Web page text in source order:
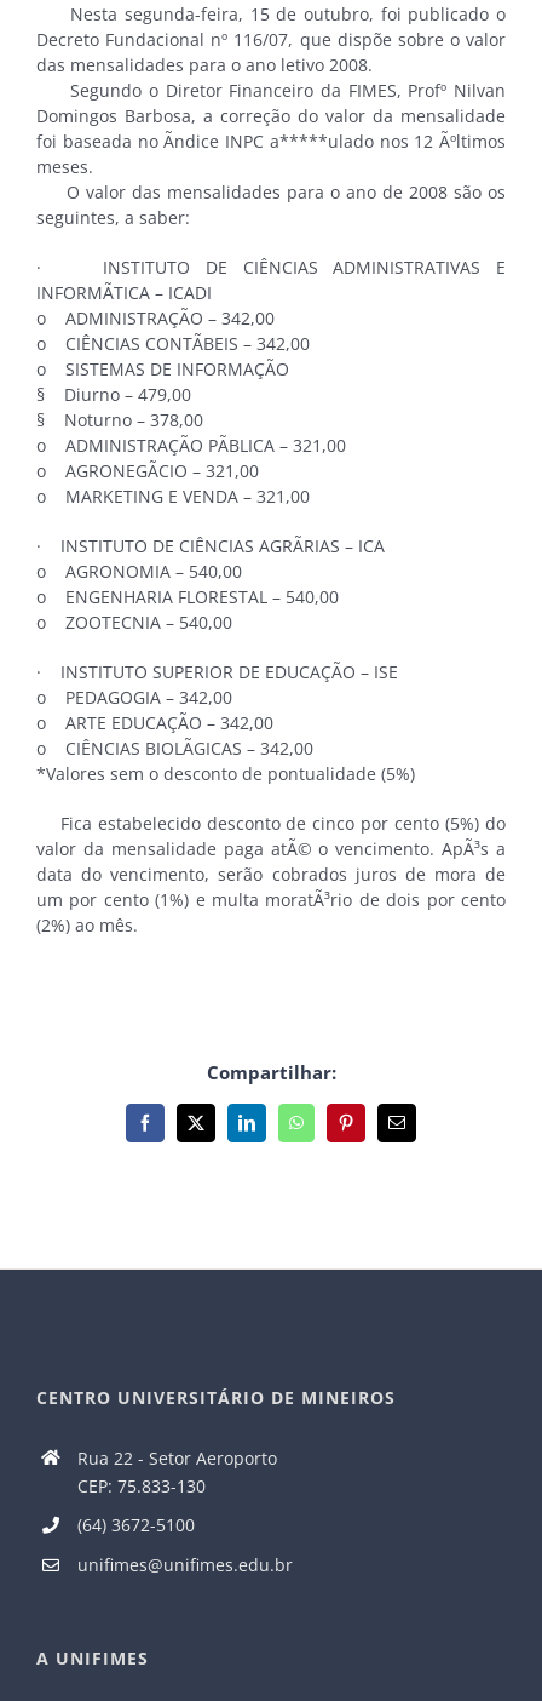
Nesta segunda-feira, 15 de outubro, foi publicado o
Decreto Fundacional nº 116/07, que dispõe sobre o valor
das mensalidades para o ano letivo 2008.
Segundo o Diretor Financeiro da FIMES, Profº Nilvan
Domingos Barbosa, a correção do valor da mensalidade
foi baseada no Ã­ndice INPC a*****ulado nos 12 Ãºltimos
meses.
O valor das mensalidades para o ano de 2008 são os
seguintes, a saber:
· INSTITUTO DE CIÊNCIAS ADMINISTRATIVAS E
INFORMÃTICA – ICADI
o ADMINISTRAÇÃO – 342,00
o CIÊNCIAS CONTÃBEIS – 342,00
o SISTEMAS DE INFORMAÇÃO
§ Diurno – 479,00
§ Noturno – 378,00
o ADMINISTRAÇÃO PÃBLICA – 321,00
o AGRONEGÃCIO – 321,00
o MARKETING E VENDA – 321,00
· INSTITUTO DE CIÊNCIAS AGRÃRIAS – ICA
o AGRONOMIA – 540,00
o ENGENHARIA FLORESTAL – 540,00
o ZOOTECNIA – 540,00
· INSTITUTO SUPERIOR DE EDUCAÇÃO – ISE
o PEDAGOGIA – 342,00
o ARTE EDUCAÇÃO – 342,00
o CIÊNCIAS BIOLÃGICAS – 342,00
*Valores sem o desconto de pontualidade (5%)
Fica estabelecido desconto de cinco por cento (5%) do
valor da mensalidade paga atÃ© o vencimento. ApÃ³s a
data do vencimento, serão cobrados juros de mora de
um por cento (1%) e multa moratÃ³rio de dois por cento
(2%) ao mês.
Compartilhar:
Facebook
X LinkedInWhatsAppPinterest
E-
mail
CENTRO UNIVERSITÁRIO DE MINEIROS
Rua 22 - Setor Aeroporto
CEP: 75.833-130
(64) 3672-5100
unifimes@unifimes.edu.br
A UNIFIMES